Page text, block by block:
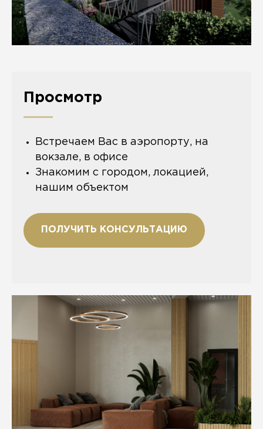
Просмотр
Встречаем Вас в аэропорту, на
вокзале, в офисе
Знакомим с городом, локацией,
нашим объектом
ПОЛУЧИТЬ КОНСУЛЬТАЦИЮ